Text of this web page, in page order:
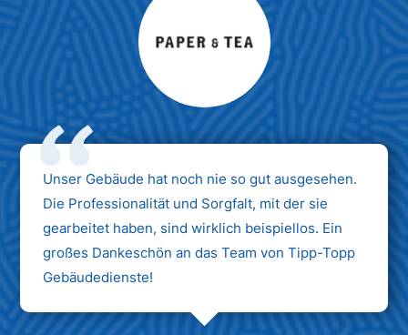
Max Mustermann
Unternehmen AG
Unser Gebäude hat noch nie so gut ausgesehen.
Die Professionalität und Sorgfalt, mit der sie
gearbeitet haben, sind wirklich beispiellos. Ein
großes Dankeschön an das Team von Tipp-Topp
Gebäudedienste!